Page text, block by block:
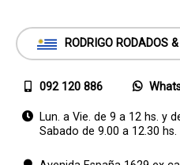
RODRIGO RODADOS
092 120 886
Lun. a Vie. de 9 a 12 hs. y
Sabado de 9.00 a 12.30 hs.